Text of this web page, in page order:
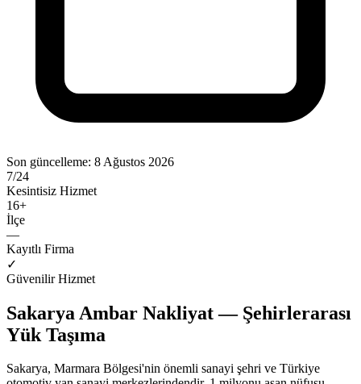
Son güncelleme: 8 Ağustos 2026
7/24
Kesintisiz Hizmet
16+
İlçe
—
Kayıtlı Firma
✓
Güvenilir Hizmet
Sakarya Ambar Nakliyat — Şehirlerarası
Yük Taşıma
Sakarya, Marmara Bölgesi'nin önemli sanayi şehri ve Türkiye